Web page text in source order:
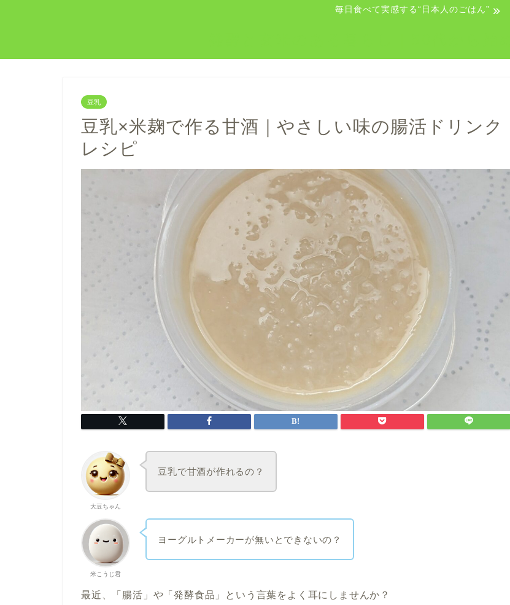
毎日食べて実感する“日本人のごはん”
豆乳
豆乳×米麹で作る甘酒｜やさしい味の腸活ドリンク
レシピ
大豆ちゃん
豆乳で甘酒が作れるの？
米こうじ君
ヨーグルトメーカーが無いとできないの？
最近、「腸活」や「発酵食品」という言葉をよく耳にしませんか？